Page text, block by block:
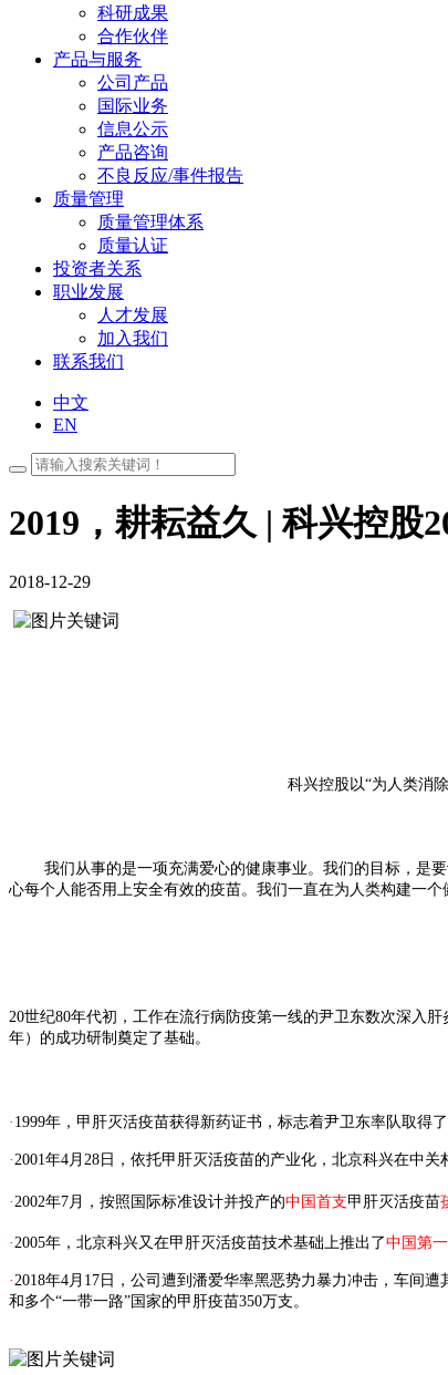
科研成果
合作伙伴
产品与服务
公司产品
国际业务
信息公示
产品咨询
不良反应/事件报告
质量管理
质量管理体系
质量认证
投资者关系
职业发展
人才发展
加入我们
联系我们
中文
EN
2019，耕耘益久 | 科兴控股
2018-12-29
科兴控股以“为人类消
我们从事的是一项充满爱心的健康事业。 我们的目标，是
心每个人能否用上安全有效的疫苗。我们一直在为人类构建一个
20世纪80年代初，工作在流行病防疫第一线的尹卫东数次深入
年）的成功研制奠定了基础。
· 1999年，甲肝灭活疫苗获得新药证书，标志着尹卫东率队取得了
· 2001年4月28日，依托甲肝灭活疫苗的产业化，北京科兴在中关
· 2002年7月，按照国际标准设计并投产的中国首支甲肝灭活疫苗
·2005年，北京科兴又在甲肝灭活疫苗技术基础上推出了中国第
·2018年4月17日，公司遭到潘爱华率黑恶势力暴力冲击，车间
和多个“一带一路”国家的甲肝疫苗350万支。